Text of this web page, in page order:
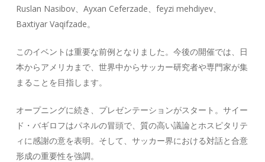
Ruslan Nasibov、Ayxan Ceferzade、feyzi mehdiyev、
Baxtiyar Vaqifzade。
このイベントは重要な前例となりました。今後の開催では、日
本からアメリカまで、世界中からサッカー研究者や専門家が集
まることを目指します。
オープニングに続き、プレゼンテーションがスタート。サイー
ド・バギロフはパネルの冒頭で、質の高い議論とホスピタリテ
ィに感謝の意を表明。そして、サッカー界における対話と合意
形成の重要性を強調。